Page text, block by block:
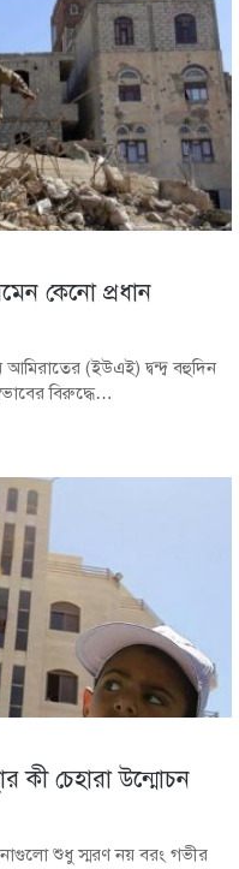
কেনো প্রধান
(ইউএই) দ্বন্দ্ব বহুদিন
বিরুদ্ধে…
কী চেহারা উন্মোচন
শুধু স্মরণ নয় বরং গভীর